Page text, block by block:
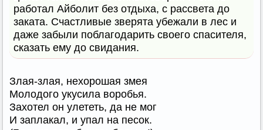
работал Айболит без отдыха, с рассвета до
заката. Счастливые зверята убежали в лес и
даже забыли поблагодарить своего спасителя,
сказать ему до свидания.
Злая-злая, нехорошая змея
Молодого укусила воробья.
Захотел он улететь, да не мог
И заплакал, и упал на песок.